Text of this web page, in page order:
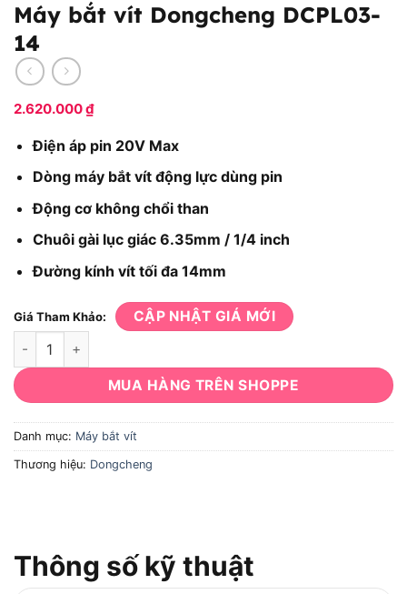
Máy bắt vít Dongcheng DCPL03-
14
2.620.000₫
Điện áp pin 20V Max
Dòng máy bắt vít động lực dùng pin
Động cơ không chổi than
Chuôi gài lục giác 6.35mm / 1/4 inch
Đường kính vít tối đa 14mm
Giá Tham Khảo: CẬP NHẬT GIÁ MỚI
Máy bắt vít Dongcheng DCPL03-14 số lượng
MUA HÀNG TRÊN SHOPPE
Danh mục: Máy bắt vít
Thương hiệu: Dongcheng
Thông số kỹ thuật